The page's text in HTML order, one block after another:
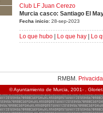
Club LF Juan Cerezo
Murcia casco: Santiago El
Fecha inicio: 28-sep-2023
Lo que hubo Lo que hay Lo
RMBM.
© Ayuntamiento de Murcia, 2001- .